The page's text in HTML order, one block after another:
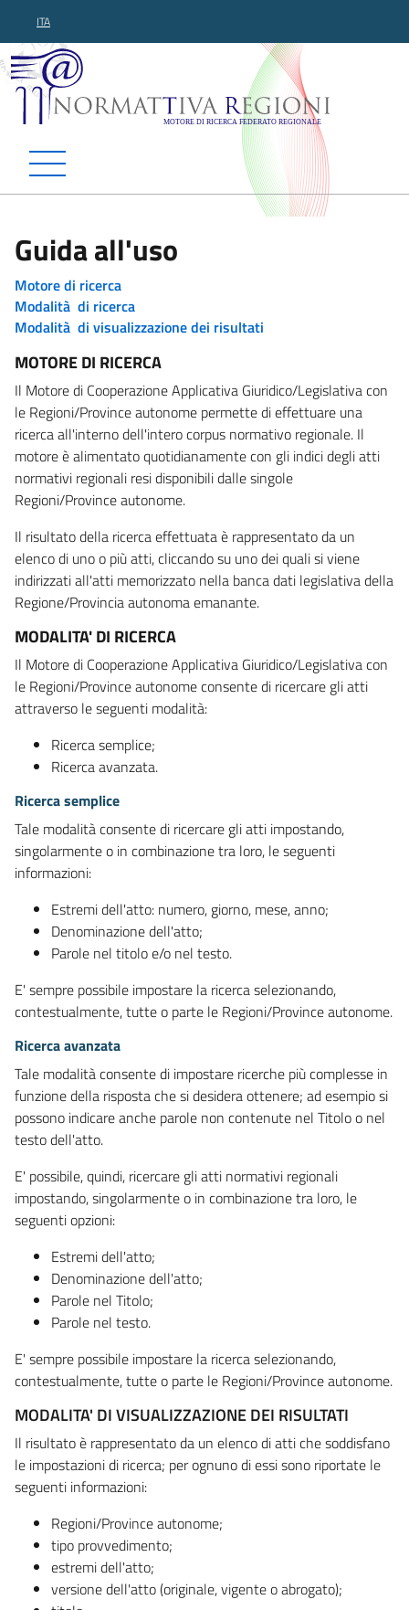
ITA
Normattiva Regioni -
Guida all'uso
Motore di ricerca
Modalità di ricerca
Modalità di visualizzazione dei risultati
MOTORE DI RICERCA
Il Motore di Cooperazione Applicativa Giuridico/Legislativa con
le Regioni/Province autonome permette di effettuare una
ricerca all'interno dell'intero corpus normativo regionale. Il
motore è alimentato quotidianamente con gli indici degli atti
normativi regionali resi disponibili dalle singole
Regioni/Province autonome.
Il risultato della ricerca effettuata è rappresentato da un
elenco di uno o più atti, cliccando su uno dei quali si viene
indirizzati all'atti memorizzato nella banca dati legislativa della
Regione/Provincia autonoma emanante.
MODALITA' DI RICERCA
Il Motore di Cooperazione Applicativa Giuridico/Legislativa con
le Regioni/Province autonome consente di ricercare gli atti
attraverso le seguenti modalità:
Ricerca semplice;
Ricerca avanzata.
Ricerca semplice
Tale modalità consente di ricercare gli atti impostando,
singolarmente o in combinazione tra loro, le seguenti
informazioni:
Estremi dell'atto: numero, giorno, mese, anno;
Denominazione dell'atto;
Parole nel titolo e/o nel testo.
E' sempre possibile impostare la ricerca selezionando,
contestualmente, tutte o parte le Regioni/Province autonome.
Ricerca avanzata
Tale modalità consente di impostare ricerche più complesse in
funzione della risposta che si desidera ottenere; ad esempio si
possono indicare anche parole non contenute nel Titolo o nel
testo dell'atto.
E' possibile, quindi, ricercare gli atti normativi regionali
impostando, singolarmente o in combinazione tra loro, le
seguenti opzioni:
Estremi dell'atto;
Denominazione dell'atto;
Parole nel Titolo;
Parole nel testo.
E' sempre possibile impostare la ricerca selezionando,
contestualmente, tutte o parte le Regioni/Province autonome.
MODALITA' DI VISUALIZZAZIONE DEI RISULTATI
Il risultato è rappresentato da un elenco di atti che soddisfano
le impostazioni di ricerca; per ognuno di essi sono riportate le
seguenti informazioni:
Regioni/Province autonome;
tipo provvedimento;
estremi dell'atto;
versione dell'atto (originale, vigente o abrogato);